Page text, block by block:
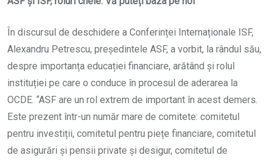
În discursul de deschidere a Conferinței Internaționale ISF,
Alexandru Petrescu, președintele ASF, a vorbit, la rândul său,
despre importanța educației financiare, arătând și rolul
instituției pe care o conduce în procesul de aderarea la
OCDE. “ASF are un rol extrem de important în acest demers.
Este prezent într-un număr mare de comitete: comitetul
pentru investiții, comitetul pentru piețe financiare, comitetul
de asigurări și pensii private și desigur, comitetul de